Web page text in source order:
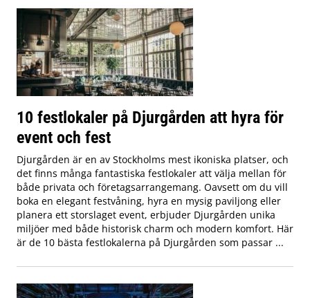
10 festlokaler på Djurgården att hyra för
event och fest
Djurgården är en av Stockholms mest ikoniska platser, och
det finns många fantastiska festlokaler att välja mellan för
både privata och företagsarrangemang. Oavsett om du vill
boka en elegant festvåning, hyra en mysig paviljong eller
planera ett storslaget event, erbjuder Djurgården unika
miljöer med både historisk charm och modern komfort. Här
är de 10 bästa festlokalerna på Djurgården som passar ...